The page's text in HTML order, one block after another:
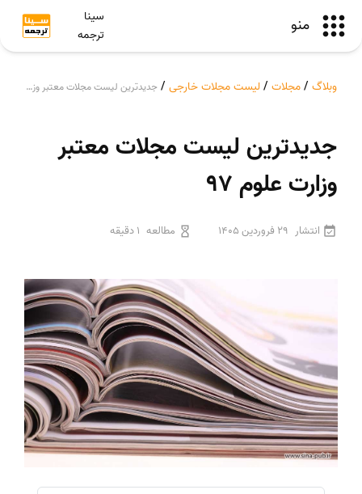
منو
سینا
ترجمه
وبلاگ /مجلات /لیست مجلات خارجی / جدیدترین لیست مجلات معتبر وزارت علوم 97
جدیدترین لیست مجلات معتبر
وزارت علوم 97
انتشار 29 فروردین 1405 مطالعه 1 دقیقه